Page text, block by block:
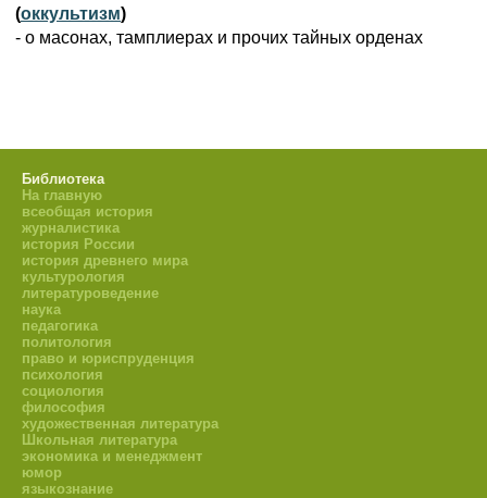
(оккультизм)
- о масонах, тамплиерах и прочих тайных орденах
Библиотека
На главную
всеобщая история
журналистика
история России
история древнего мира
культурология
литературоведение
наука
педагогика
политология
право и юриспруденция
психология
социология
философия
художественная литература
Школьная литература
экономика и менеджмент
юмор
языкознание